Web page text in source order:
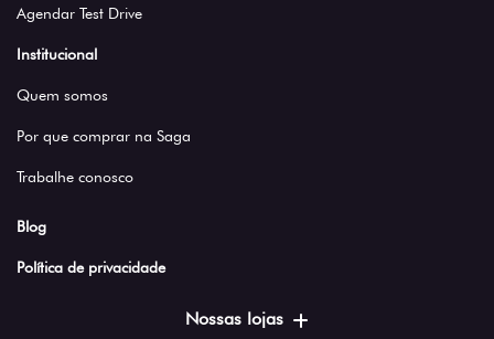
Agendar Test Drive
Institucional
Quem somos
Por que comprar na Saga
Trabalhe conosco
Blog
Política de privacidade
Nossas lojas